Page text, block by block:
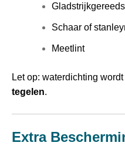
Schaar of
Meetlint
Let op: waterdichting wordt
tegelen.
Extra